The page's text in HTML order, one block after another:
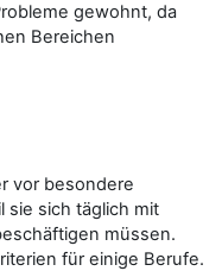
gewohnt, da
Bereichen
vor besondere
sie sich täglich mit
müssen.
für einige Berufe.